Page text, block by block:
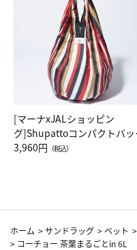
[マーナxJALショッピン
グ]Shupattoコンパクトバッ
Drop JAL客室乗務員（LC）ス
3,960円 （税込）
ホーム >サンドラッグ >ペット >
> コーチョー 茶葉まるごとin 6L